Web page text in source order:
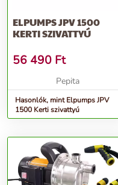
ELPUMPS JPV 1500
KERTI SZIVATTYÚ
56 490 Ft
Pepita
Hasonlók, mint Elpumps JPV
1500 Kerti szivattyú